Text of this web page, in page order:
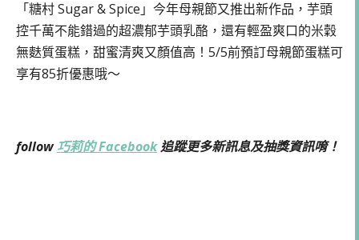
「糖村 Sugar & Spice」今年母親節又推出新作品，芋頭
控千萬不能錯過的超濃郁芋頭乳酪，還有輕盈爽口的米穀
無麩質蛋糕，甜蜜清爽又顏值高！5/5前預訂母親節蛋糕可
享有85折優惠哦～
follow巧莉的 Facebook追蹤更多新訊息及抽獎資訊唷！